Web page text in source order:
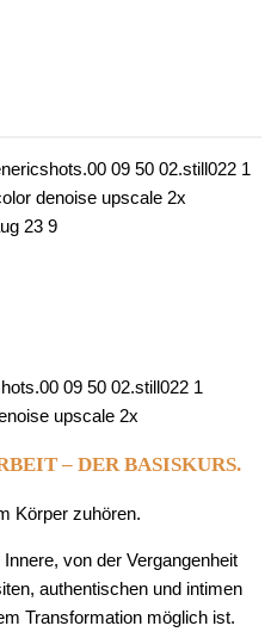
– DER BASISKURS.
Körper zuhören.
von der Vergangenheit
authentischen und intimen
Transformation möglich ist.